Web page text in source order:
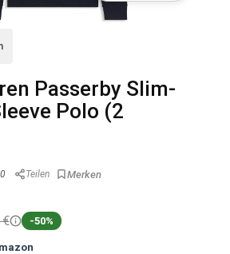
Passerby Slim-
Polo (2
0 Teilen
-50%